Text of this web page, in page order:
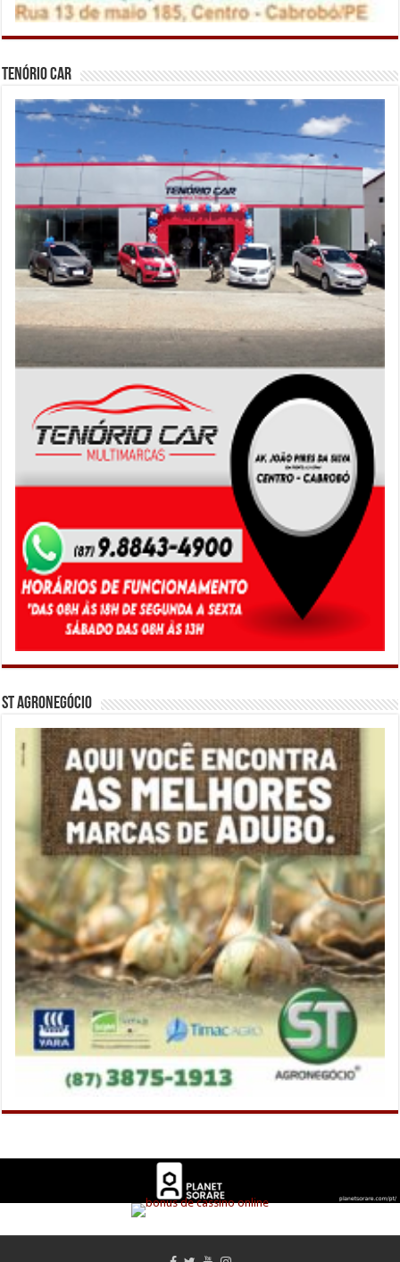
Tenório Car
ST Agronegócio